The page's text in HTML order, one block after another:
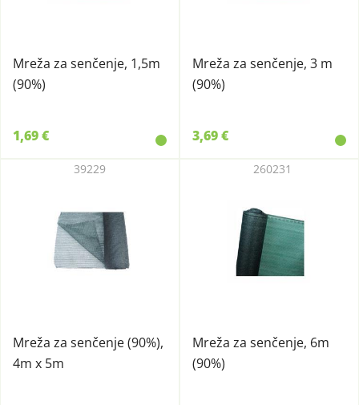
Mreža za senčenje, 1,5m
(90%)
1,69 €
Mreža za senčenje, 3 m
(90%)
3,69 €
Mreža za senčenje (90%),
4m x 5m
39229
Mreža za senčenje, 6m
(90%)
260231